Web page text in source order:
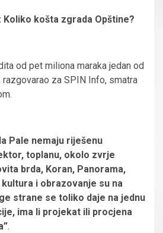
Koliko košta zgrada Opštine?
od pet miliona maraka jedan od
razgovarao za SPIN Info, smatra
Pale nemaju riješenu
toplanu, okolo zvrje
brda, Koran, Panorama,
i obrazovanje su na
strane se toliko daje na jednu
ima li projekat ili procjena
.